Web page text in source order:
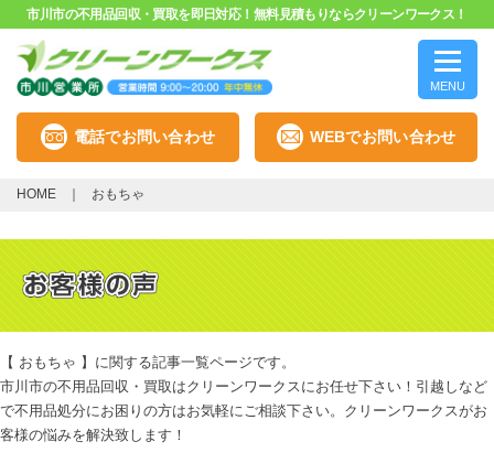
市川市の不用品回収・買取を即日対応！無料見積もりならクリーンワークス！
MENU
電話でお問い合わせ WEBでお問い合わせ
HOME おもちゃ
【 おもちゃ 】に関する記事一覧ページです。
市川市の不用品回収・買取はクリーンワークスにお任せ下さい！引越しなど
で不用品処分にお困りの方はお気軽にご相談下さい。クリーンワークスがお
客様の悩みを解決致します！